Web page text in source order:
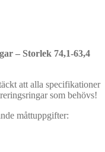
– Storlek 74,1-63,4
att alla specifikationer
som behövs!
måttuppgifter: